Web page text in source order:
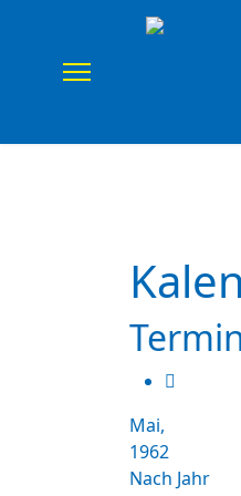
Mai,
1962
Nach Jahr